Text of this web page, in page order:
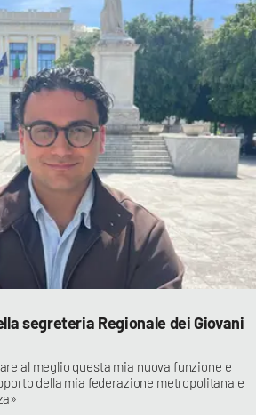
segreteria Regionale dei Giovani
al meglio questa mia nuova funzione e
della mia federazione metropolitana e